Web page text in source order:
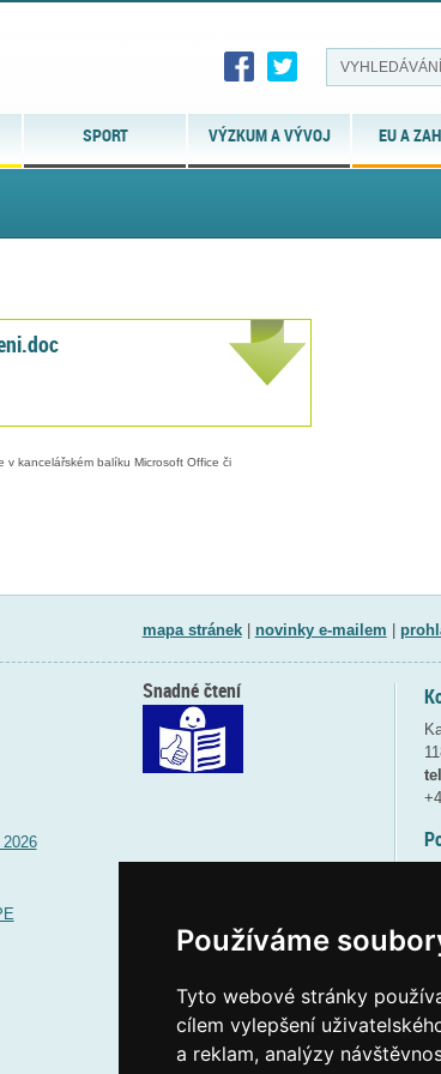
Používáme
Tyto webové stránky
cílem vylepšení
a reklam, analýzy
SPORT VÝZKUM A VÝVOJ EU A
v kancelářském balíku Microsoft Office či
mapa stránek| novinky e-mailem
Snadné čtení